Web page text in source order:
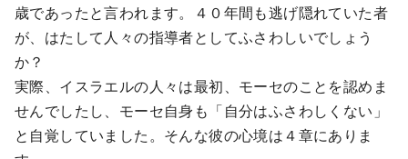
歳であったと言われます。４０年間も逃げ隠れていた者
が、はたして人々の指導者としてふさわしいでしょう
か？
実際、イスラエルの人々は最初、モーセのことを認めま
せんでしたし、モーセ自身も「自分はふさわしくない」
と自覚していました。そんな彼の心境は４章にありま